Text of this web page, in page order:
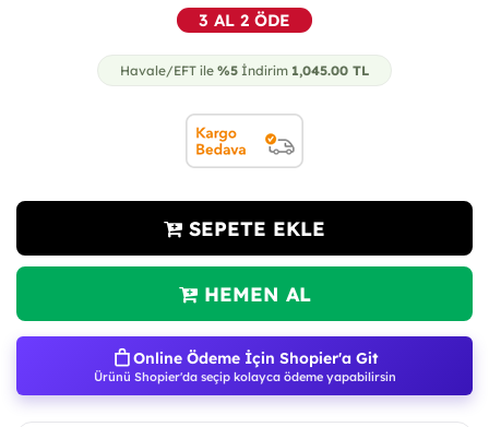
3 AL 2 ÖDE
Havale/EFT ile %5 İndirim 1,045.00 TL
SEPETE EKLE
HEMEN AL
Online Ödeme İçin Shopier'a Git
Ürünü Shopier'da seçip kolayca ödeme yapabilirsin